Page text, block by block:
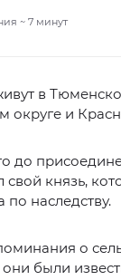
~ 7 минут
в
округе и
до
князь,
по наследству.
о
они были